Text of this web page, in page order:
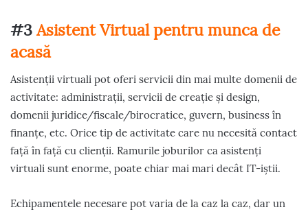
#3 Asistent Virtual pentru munca de
acasă
Asistenții virtuali pot oferi servicii din mai multe domenii de
activitate: administrații, servicii de creație și design,
domenii juridice/fiscale/birocratice, guvern, business în
finanțe, etc. Orice tip de activitate care nu necesită contact
față în față cu clienții. Ramurile joburilor ca asistenți
virtuali sunt enorme, poate chiar mai mari decât IT-iștii.
Echipamentele necesare pot varia de la caz la caz, dar un